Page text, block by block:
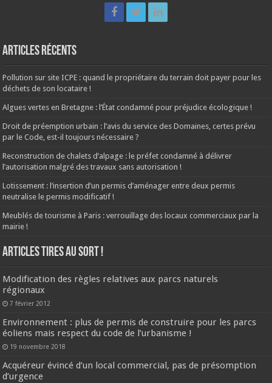
Articles récents
Pollution sur site ICPE : quand le propriétaire du terrain doit payer pour les
déchets de son locataire !
Algues vertes en Bretagne : l’État condamné pour préjudice écologique !
Droit de préemption urbain : l’avis du service des Domaines, certes prévu
par le Code, est-il toujours nécessaire ?
Reconstruction de chalets d’alpage : le préfet condamné à délivrer
l’autorisation malgré des travaux sans autorisation !
Lotissement : l’insertion d’un permis d’aménager entre deux permis
neutralise le permis modificatif !
Meublés de tourisme à Paris : verrouillage des locaux commerciaux par la
mairie !
ARTICLES TIRES AU SORT !
Modification des règles relatives aux parcs naturels
régionaux
7 février 2012
Environnement : plus de permis de construire pour les parcs
éoliens mais respect du code de l’urbanisme !
19 novembre 2018
Acquéreur évincé d’un local commercial, pas de présomption
d’urgence